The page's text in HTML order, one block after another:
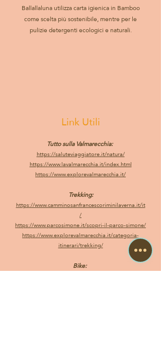
Ballallaluna utilizza carta igienica in Bamboo
come scelta più sostenibile, mentre per le
pulizie detergenti ecologici e naturali.
Link Utili
Tutto sulla Valmarecchia:
https://saluteviaggiatore.it/natura/
https://www.lavalmarecchia.it/index.html
https://www.explorevalmarecchia.it/
Trekking:
https://www.camminosanfrancescoriminilaverna.it/it
/
https://www.parcosimone.it/scopri-il-parco-simone/
https://www.explorevalmarecchia.it/categoria-
itinerari/trekking/
Bike: